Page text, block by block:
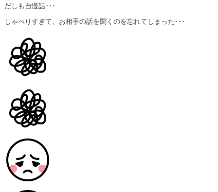
だしも自慢話･･･
しゃべりすぎて、お相手の話を聞くのを忘れてしまった･･･